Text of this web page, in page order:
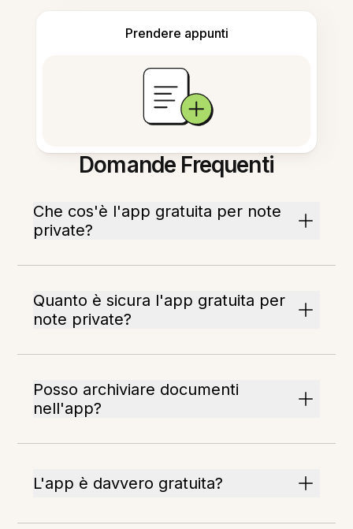
Prendere appunti
Domande Frequenti
Che cos'è l'app gratuita per note
private?
Quanto è sicura l'app gratuita per
note private?
Posso archiviare documenti
nell'app?
L'app è davvero gratuita?